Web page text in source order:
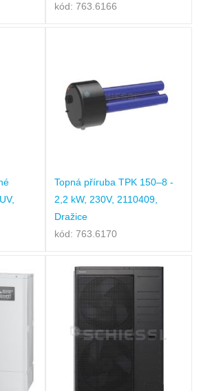
kód: 763.6166
Topná příruba TPK 150–8 -
2,2 kW, 230V, 2110409,
Dražice
kód: 763.6170